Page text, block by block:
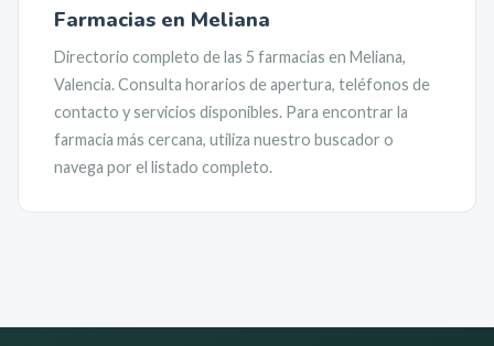
Farmacias en Meliana
Directorio completo de las 5 farmacias en Meliana,
Valencia. Consulta horarios de apertura, teléfonos de
contacto y servicios disponibles. Para encontrar la
farmacia más cercana, utiliza nuestro buscador o
navega por el listado completo.